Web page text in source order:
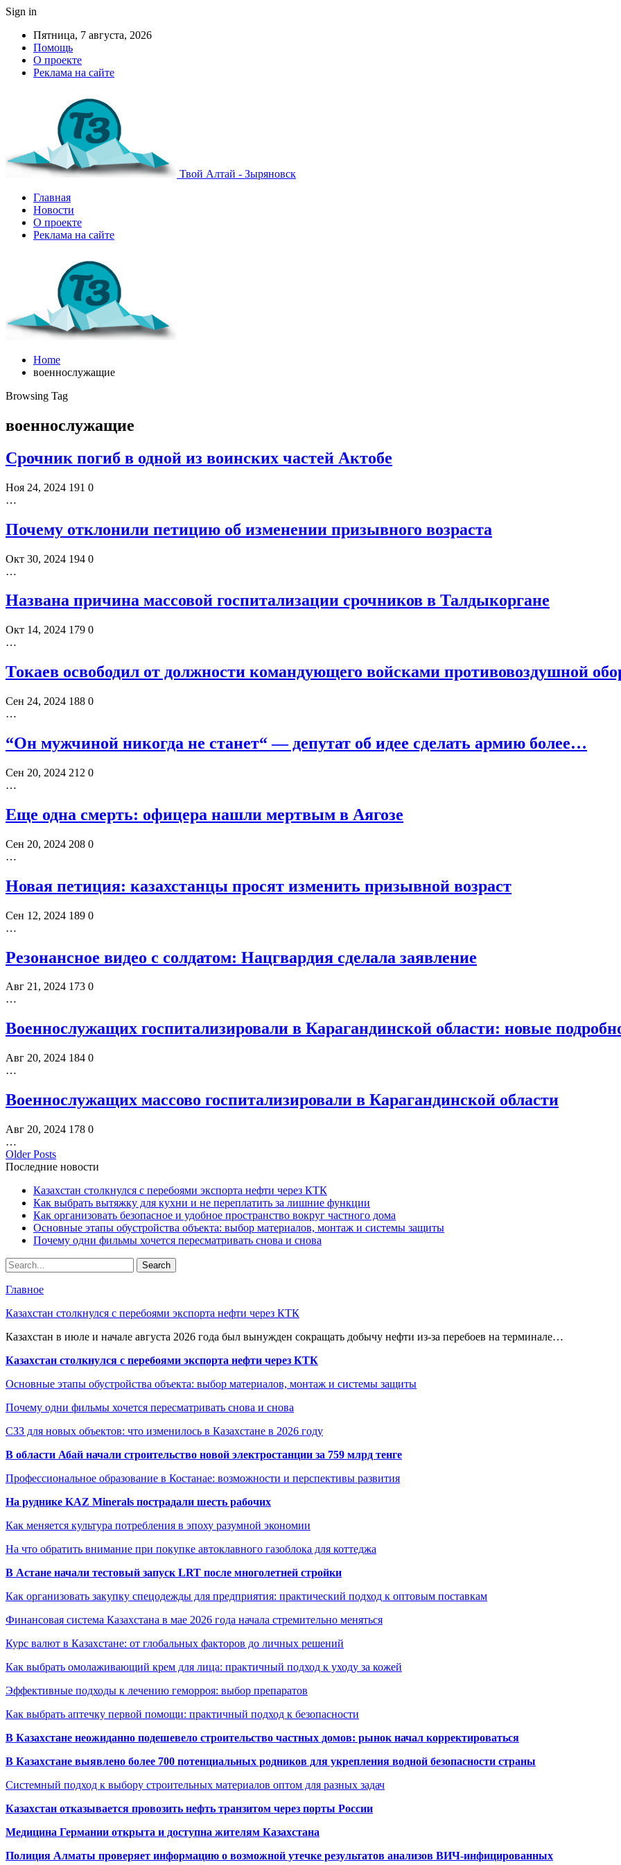
Sign in
Пятница, 7 августа, 2026
Помощь
О проекте
Реклама на сайте
Твой Алтай - Зыряновск
Главная
Новости
О проекте
Реклама на сайте
Home
военнослужащие
Browsing Tag
военнослужащие
Срочник погиб в одной из воинских частей Актобе
Ноя 24, 2024 191 0
…
Почему отклонили петицию об изменении призывного возраста
Окт 30, 2024 194 0
…
Названа причина массовой госпитализации срочников в Талдыкоргане
Окт 14, 2024 179 0
…
Токаев освободил от должности командующего войсками противовоздушной
Сен 24, 2024 188 0
…
“Он мужчиной никогда не станет“ — депутат об идее сделать армию более…
Сен 20, 2024 212 0
…
Еще одна смерть: офицера нашли мертвым в Аягозе
Сен 20, 2024 208 0
…
Новая петиция: казахстанцы просят изменить призывной возраст
Сен 12, 2024 189 0
…
Резонансное видео с солдатом: Нацгвардия сделала заявление
Авг 21, 2024 173 0
…
Военнослужащих госпитализировали в Карагандинской области: новые
Авг 20, 2024 184 0
…
Военнослужащих массово госпитализировали в Карагандинской области
Авг 20, 2024 178 0
…
Older Posts
Последние новости
Казахстан столкнулся с перебоями экспорта нефти через КТК
Как выбрать вытяжку для кухни и не переплатить за лишние функции
Как организовать безопасное и удобное пространство вокруг частного дома
Основные этапы обустройства объекта: выбор материалов, монтаж и системы защиты
Почему одни фильмы хочется пересматривать снова и снова
Главное
Казахстан столкнулся с перебоями экспорта нефти через КТК
Казахстан в июле и начале августа 2026 года был вынужден сокращать добычу нефти из-за перебоев на терминале…
Казахстан столкнулся с перебоями экспорта нефти через КТК
Основные этапы обустройства объекта: выбор материалов, монтаж и системы защиты
Почему одни фильмы хочется пересматривать снова и снова
СЗЗ для новых объектов: что изменилось в Казахстане в 2026 году
В области Абай начали строительство новой электростанции за 759 млрд тенге
Профессиональное образование в Костанае: возможности и перспективы развития
На руднике KAZ Minerals пострадали шесть рабочих
Как меняется культура потребления в эпоху разумной экономии
На что обратить внимание при покупке автоклавного газоблока для коттеджа
В Астане начали тестовый запуск LRT после многолетней стройки
Как организовать закупку спецодежды для предприятия: практический подход к оптовым поставкам
Финансовая система Казахстана в мае 2026 года начала стремительно меняться
Курс валют в Казахстане: от глобальных факторов до личных решений
Как выбрать омолаживающий крем для лица: практичный подход к уходу за кожей
Эффективные подходы к лечению геморроя: выбор препаратов
Как выбрать аптечку первой помощи: практичный подход к безопасности
В Казахстане неожиданно подешевело строительство частных домов: рынок начал корректироваться
В Казахстане выявлено более 700 потенциальных родников для укрепления водной безопасности страны
Системный подход к выбору строительных материалов оптом для разных задач
Казахстан отказывается провозить нефть транзитом через порты России
Медицина Германии открыта и доступна жителям Казахстана
Полиция Алматы проверяет информацию о возможной утечке результатов анализов ВИЧ-инфицированных